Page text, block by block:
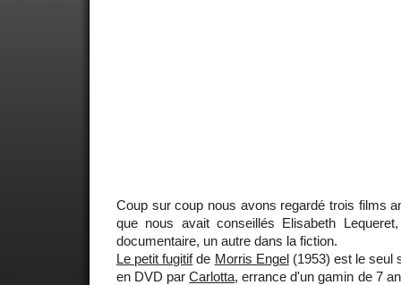
Coup sur coup nous avons regardé trois films
que nous avait conseillés Elisabeth
documentaire, un autre dans la fiction.
Le petit fugitifde Morris Engel(1953) est le seul
en DVD parCarlotta, errance d'un gamin de 7